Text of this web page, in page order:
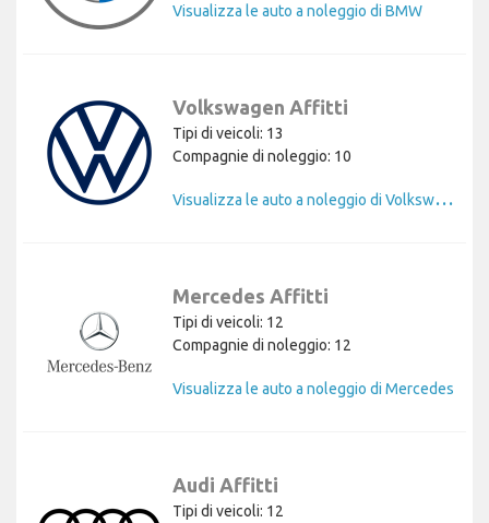
Visualizza le auto a noleggio di BMW
Volkswagen Affitti
Tipi di veicoli: 13
Compagnie di noleggio: 10
V
isualizza le auto a noleggio di Volkswagen
Mercedes Affitti
Tipi di veicoli: 12
Compagnie di noleggio: 12
Visualizza le auto a noleggio di Mercedes
Audi Affitti
Tipi di veicoli: 12